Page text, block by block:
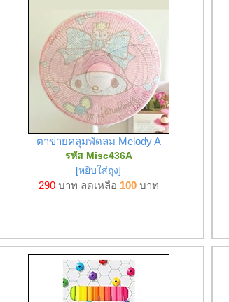
ตาข่ายคลุมพัดลม Melody A
รหัส Misc436A
[หยิบใส่ถุง]
290บาท ลดเหลือ 100บาท